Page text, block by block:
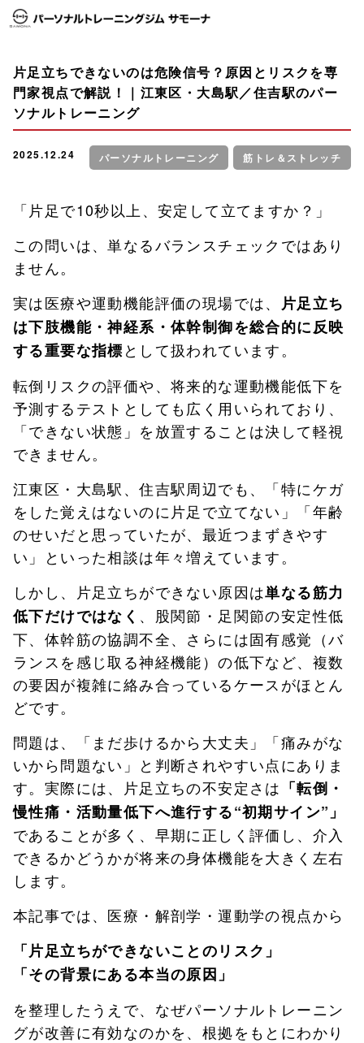
片足立ちできないのは危険信号？原因とリスクを専
門家視点で解説！｜江東区・大島駅／住吉駅のパー
ソナルトレーニング
2025.12.24 パーソナルトレーニング 筋トレ＆ストレッチ
「片足で10秒以上、安定して立てますか？」
この問いは、単なるバランスチェックではあり
ません。
実は医療や運動機能評価の現場では、 片足立ち
は下肢機能・神経系・体幹制御を総合的に反映
する重要な指標として扱われています。
転倒リスクの評価や、将来的な運動機能低下を
予測するテストとしても広く用いられており、
「できない状態」を放置することは決して軽視
できません。
江東区・大島駅、住吉駅周辺でも、「特にケガ
をした覚えはないのに片足で立てない」「年齢
のせいだと思っていたが、最近つまずきやす
い」といった相談は年々増えています。
しかし、片足立ちができない原因は単なる筋力
低下だけではなく 、股関節・足関節の安定性低
下、体幹筋の協調不全、さらには固有感覚（バ
ランスを感じ取る神経機能）の低下など、複数
の要因が複雑に絡み合っているケースがほとん
どです。
問題は、「まだ歩けるから大丈夫」「痛みがな
いから問題ない」と判断されやすい点にありま
す。実際には、片足立ちの不安定さは 「転倒・
慢性痛・活動量低下へ進行する“初期サイン”」
であることが多く、早期に正しく評価し、介入
できるかどうかが将来の身体機能を大きく左右
します。
本記事では、医療・解剖学・運動学の視点から
「片足立ちができないことのリスク」
「その背景にある本当の原因」
を整理したうえで、なぜパーソナルトレーニン
グが改善に有効なのかを、根拠をもとにわかり